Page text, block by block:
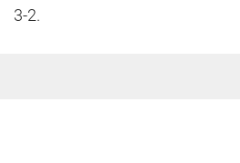
3-2.